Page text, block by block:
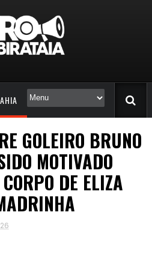
GOLEIRO BRUNO
MOTIVADO
DE ELIZA